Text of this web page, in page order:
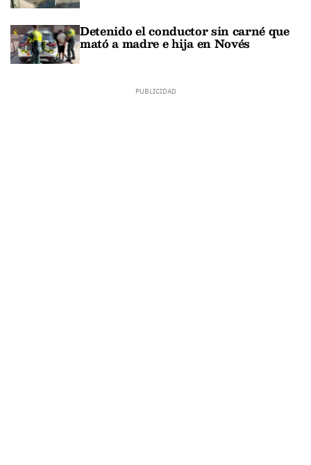
Detenido el conductor sin carné que
mató a madre e hija en Novés